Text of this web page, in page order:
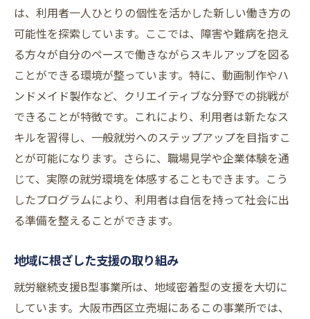
は、利用者一人ひとりの個性を活かした新しい働き方の
可能性を探索しています。ここでは、障害や難病を抱え
る方々が自分のペースで働きながらスキルアップを図る
ことができる環境が整っています。特に、動画制作やハ
ンドメイド製作など、クリエイティブな分野での挑戦が
できることが特徴です。これにより、利用者は新たなス
キルを習得し、一般就労へのステップアップを目指すこ
とが可能になります。さらに、職場見学や企業体験を通
じて、実際の就労環境を体感することもできます。こう
したプログラムにより、利用者は自信を持って社会に出
る準備を整えることができます。
地域に根ざした支援の取り組み
就労継続支援B型事業所は、地域密着型の支援を大切に
しています。大阪市西区立売堀にあるこの事業所では、